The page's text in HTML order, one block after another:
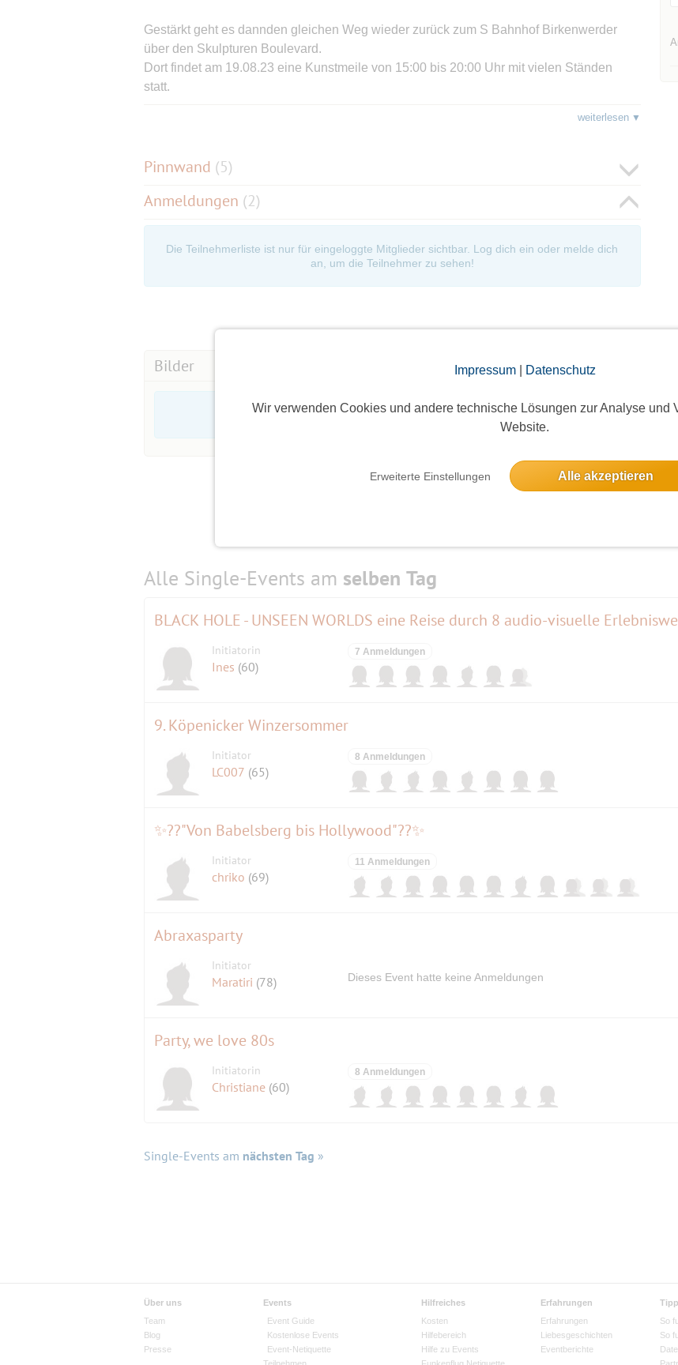
Impressum| Datenschutz
Wir verwenden Cookies und andere technische Lösungen zur Analyse und
Website.
Erweiterte Einstellungen Alle akzeptieren
Gestärkt geht es dannden gleichen Weg wieder zurück zum S Bahnhof Birkenwerder
über den Skulpturen Boulevard.
Dort findet am 19.08.23 eine Kunstmeile von 15:00 bis 20:00 Uhr mit vielen Ständen
statt.
einrichtungen/skulpturen-boulevard
Die gesamte Strecke ist ca 10 km lang. Ich gehe ein zügiges Tempo, bitte nicht spazieren
Bestätigungsevent: et kütt, wie et kütt, oder wie ich es mag.
weiterlesen
Pinnwand (5)
Anmeldungen (2)
Die Teilnehmerliste ist nur für eingeloggte Mitglieder sichtbar. Log dich ein oder melde dich
an, um die Teilnehmer zu sehen!
Bilder
Die Bildergalerien sind nur für eingeloggte Mitglieder
Alle Single-Events am selben Tag
BLACK HOLE - UNSEEN WORLDS eine Reise durch 8 audio-visuelle
Initiatorin
Ines (60)
7 Anmeldungen
9. Köpenicker Winzersommer
Initiator
LC007 (65)
8 Anmeldungen
✨??"Von Babelsberg bis Hollywood"??✨
Initiator
chriko (69)
11 Anmeldungen
Abraxasparty
Initiator
Maratiri (78) Dieses Event hatte keine Anmeldungen
Party, we love 80s
Initiatorin
Christiane (60)
8 Anmeldungen
Single-Events am nächsten Tag »
Über uns
Team
Blog
Presse
Events
Event Guide
Kostenlose Events
Event-Netiquette
Hilfreiches
Kosten
Hilfebereich
Hilfe zu Events
Erfahrungen
Erfahrungen
Liebesgeschichten
Eventberichte
So
So